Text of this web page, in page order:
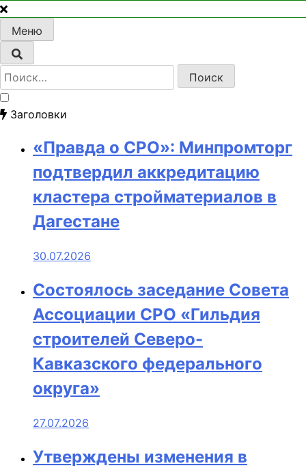
Меню
Найти:
Заголовки
«Правда о СРО»: Минпромторг
подтвердил аккредитацию
кластера стройматериалов в
Дагестане
30.07.2026
Состоялось заседание Совета
Ассоциации СРО «Гильдия
строителей Северо-
Кавказского федерального
округа»
27.07.2026
Утверждены изменения в